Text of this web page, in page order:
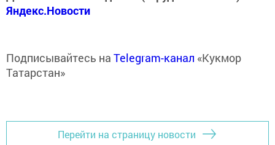
Яндекс.Новости
Подписывайтесь на Telegram-канал «Кукмор
Татарстан»
Перейти на страницу новости